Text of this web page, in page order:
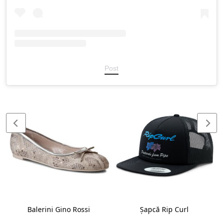
Post
Balerini Gino Rossi Șapcă Rip Curl